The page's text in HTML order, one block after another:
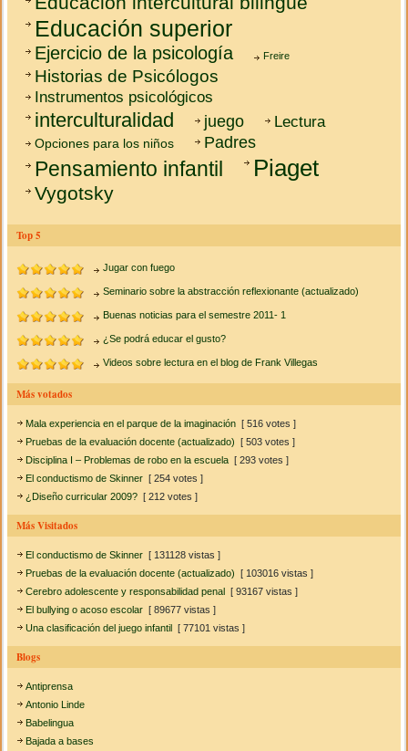
Educación superior
Ejercicio de la psicología Freire
Historias de Psicólogos
Instrumentos psicológicos
interculturalidad juego Lectura
Opciones para los niños Padres
Pensamiento infantil Piaget
Vygotsky
Top 5
Jugar con fuego
Seminario sobre la abstracción reflexionante (actualizado)
Buenas noticias para el semestre 2011- 1
¿Se podrá educar el gusto?
Videos sobre lectura en el blog de Frank Villegas
Más votados
Mala experiencia en el parque de la imaginación [ 516 votes ]
Pruebas de la evaluación docente (actualizado) [ 503 votes ]
Disciplina I – Problemas de robo en la escuela [ 293 votes ]
El conductismo de Skinner [ 254 votes ]
¿Diseño curricular 2009? [ 212 votes ]
Más Visitados
El conductismo de Skinner [ 131128 vistas ]
Pruebas de la evaluación docente (actualizado) [ 103016 vistas ]
Cerebro adolescente y responsabilidad penal [ 93167 vistas ]
El bullying o acoso escolar [ 89677 vistas ]
Una clasificación del juego infantil [ 77101 vistas ]
Blogs
Antiprensa
Antonio Linde
Babelingua
Bajada a bases